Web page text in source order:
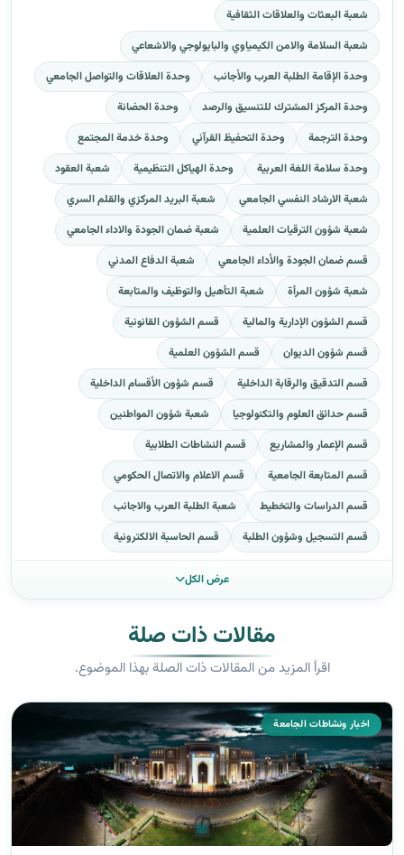
شعبة البعثات والعلاقات الثقافية
شعبة السلامة والامن الكيمياوي والبايولوجي والاشعاعي
وحدة الإقامة الطلبة العرب والأجانب
وحدة العلاقات والتواصل الجامعي
وحدة المركز المشترك للتنسيق والرصد
وحدة الحضانة
وحدة الترجمة
وحدة التحفيظ القرآني
وحدة خدمة المجتمع
وحدة سلامة اللغة العربية
وحدة الهياكل التنظيمية
شعبة العقود
شعبة الارشاد النفسي الجامعي
شعبة البريد المركزي والقلم السري
شعبة شؤون الترقيات العلمية
شعبة ضمان الجودة والاداء الجامعي
قسم ضمان الجودة والأداء الجامعي
شعبة الدفاع المدني
شعبة شؤون المرأة
شعبة التأهيل والتوظيف والمتابعة
قسم الشؤون الإدارية والمالية
قسم الشؤون القانونية
قسم شؤون الديوان
قسم الشؤون العلمية
قسم التدقيق والرقابة الداخلية
قسم شؤون الأقسام الداخلية
قسم حدائق العلوم والتكنولوجيا
شعبة شؤون المواطنين
قسم الإعمار والمشاريع
قسم النشاطات الطلابية
قسم المتابعة الجامعية
قسم الاعلام والاتصال الحكومي
قسم الدراسات والتخطيط
شعبة الطلبة العرب والاجانب
قسم التسجيل وشؤون الطلبة
قسم الحاسبة الالكترونية
عرض الكل
مقالات ذات صلة
اقرأ المزيد من المقالات ذات الصلة بهذا الموضوع.
اخبار ونشاطات الجامعة